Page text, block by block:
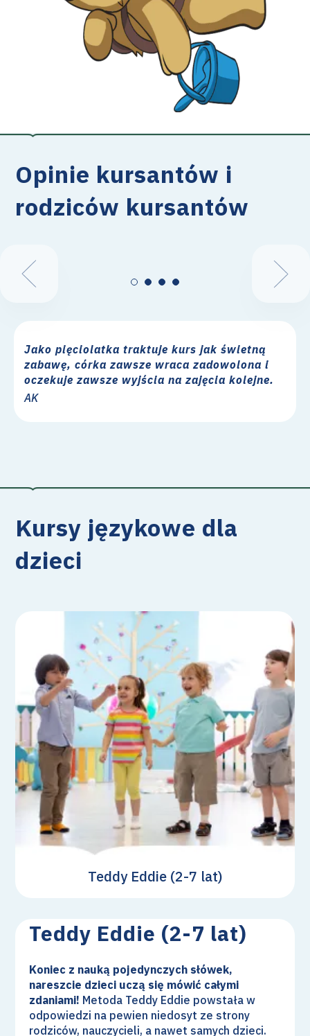
Opinie kursantów i
rodziców kursantów
Jako pięciolatka traktuje kurs jak świetną
zabawę, córka zawsze wraca zadowolona i
oczekuje zawsze wyjścia na zajęcia kolejne.
AK
Kursy językowe dla
dzieci
Teddy Eddie (2-7 lat)
Teddy Eddie (2-7 lat)
Koniec z nauką pojedynczych słówek,
nareszcie dzieci uczą się mówić całymi
zdaniami! Metoda Teddy Eddie powstała w
odpowiedzi na pewien niedosyt ze strony
rodziców, nauczycieli, a nawet samych dzieci.